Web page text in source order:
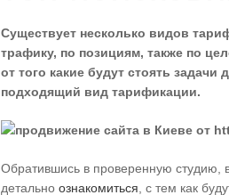
Существует несколько видов
трафику, по позициям, также по
от того какие будут стоять
подходящий вид тарификации.
Обратившись в проверенную студию,
детально ознакомиться , с тем как